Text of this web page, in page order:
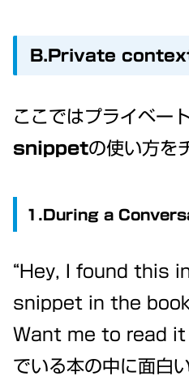
B.Private
ここではプライベー
snippetの使い方を
1.During a
“Hey, I found this
snippet in the book
Want me to read it
でいる本の中に面白